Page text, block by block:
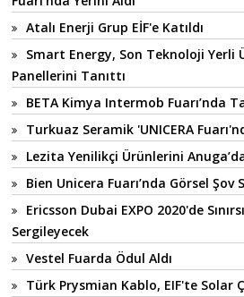
Atalı Enerji Grup EİF'e Katıldı
Smart Energy, Son Teknoloji Yerli
Panellerini Tanıttı
BETA Kimya Intermob Fuarı’nda
Turkuaz Seramik 'UNICERA
Lezita Yenilikçi Ürünlerini
Bien Unicera Fuarı’nda Görsel Şov
Ericsson Dubai EXPO 2020'de
Sergileyecek
Vestel Fuarda Ödul Aldı
Türk Prysmian Kablo, EIF'te Solar